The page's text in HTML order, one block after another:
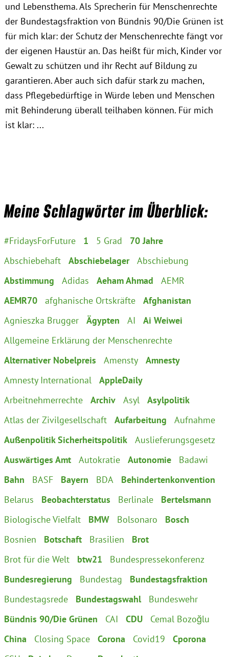
und Lebensthema. Als Sprecherin für Menschenrechte
der Bundestagsfraktion von Bündnis 90/Die Grünen ist
für mich klar: der Schutz der Menschenrechte fängt vor
der eigenen Haustür an. Das heißt für mich, Kinder vor
Gewalt zu schützen und ihr Recht auf Bildung zu
garantieren. Aber auch sich dafür stark zu machen,
dass Pflegebedürftige in Würde leben und Menschen
mit Behinderung überall teilhaben können. Für mich
ist klar: ...
Meine Schlagwörter im Überblick:
#FridaysForFuture 1 5 Grad
70 Jahre
Abschiebehaft
Abschiebelager
Abschiebung
Abstimmung
Adidas Aeham Ahmad
AEMR
AEMR70
afghanische Ortskräfte
Afghanistan
Agnieszka Brugger
Ägypten AI
Ai Weiwei
Allgemeine Erklärung der Menschenrechte
Alternativer Nobelpreis
Amensty
Amnesty
Amnesty International
AppleDaily
Arbeitnehmerrechte
Archiv Asyl
Asylpolitik
Atlas der Zivilgesellschaft
Aufarbeitung
Aufnahme
Außenpolitik Sicherheitspolitik
Auslieferungsgesetz
Auswärtiges Amt
Autokratie Autonomie
Badawi
Bahn
BASF Bayern BDA
Behindertenkonvention
Belarus
Beobachterstatus Berlinale
Bertelsmann
Biologische Vielfalt
BMW Bolsonaro
Bosch
Bosnien
Botschaft Brasilien
Brot
Brot für die Welt
btw21
Bundespressekonferenz
Bundesregierung
Bundestag
Bundestagsfraktion
Bundestagsrede
Bundestagswahl
Bundeswehr
Bündnis 90/Die Grünen
CAI CDU
Cemal Bozoğlu
China
Closing Space Corona Covid19
Cporona